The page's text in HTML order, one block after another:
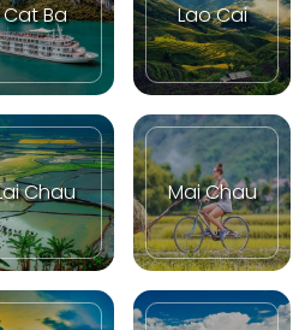
Cat Ba Lao Cai
Chau Mai Chau